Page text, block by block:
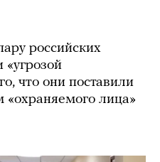
российских
«угрозой
что они поставили
лица»